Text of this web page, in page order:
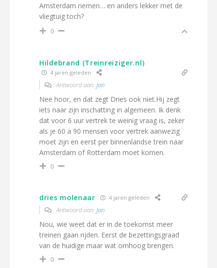
Amsterdam nemen… en anders lekker met de
vliegtuig toch?
0
Hildebrand (Treinreiziger.nl)
4 jaren geleden
Antwoord aan Jan
Nee hoor, en dat zegt Dries ook niet.Hij zegt
iets naar zijn inschatting in algemeen. Ik denk
dat voor 6 uur vertrek te weinig vraag is, zeker
als je 60 a 90 mensen voor vertrek aanwezig
moet zijn en eerst per binnenlandse trein naar
Amsterdam of Rotterdam moet komen.
0
dries molenaar 4 jaren geleden
Antwoord aan Jan
Nou, wie weet dat er in de toekomst meer
treinen gaan rijden. Eerst de bezettingsgraad
van de huidige maar wat omhoog brengen.
0